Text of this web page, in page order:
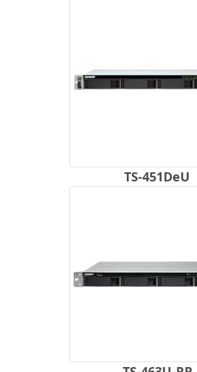
TS-451DeU